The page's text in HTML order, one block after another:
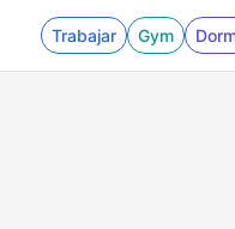
Trabajar Gym